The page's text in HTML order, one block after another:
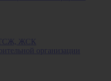
ЖСК
организации